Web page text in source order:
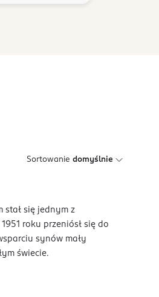
Sortowanie domyślnie
stał się jednym z
roku przeniósł się do
synów mały
świecie.